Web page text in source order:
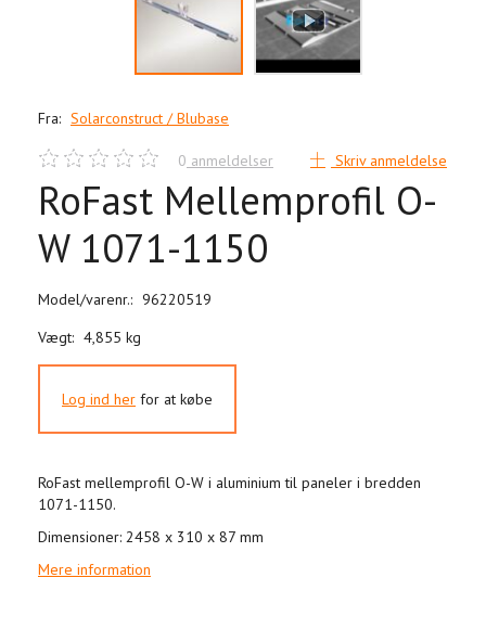
Fra: Solarconstruct / Blubase
0 anmeldelser Skriv anmeldelse
RoFast Mellemprofil O-
W 1071-1150
Model/varenr.: 96220519
Vægt: 4,855 kg
Log ind her for at købe
RoFast mellemprofil O-W i aluminium til paneler i bredden
1071-1150.
Dimensioner: 2458 x 310 x 87 mm
Mere information